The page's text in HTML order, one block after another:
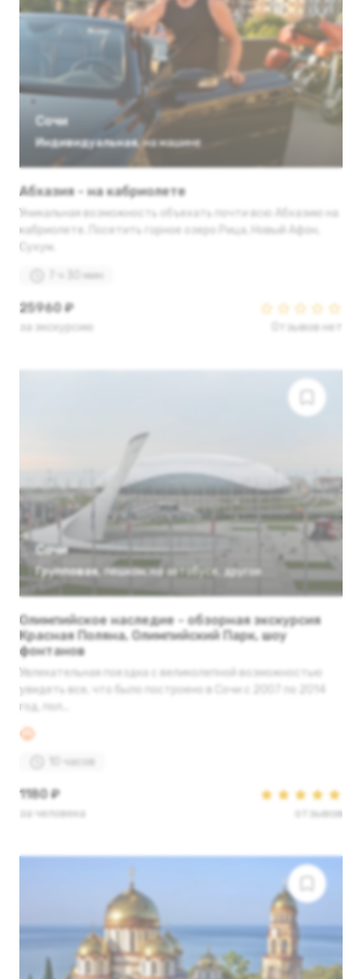
Сочи
Индивидуальная, на машине
Абхазия - на кабриолете
Уникальная возможность объехать почти всю Абхазию на
кабриолете. Посетить горное озеро Рица, Новый Афон,
Сухум.
7 ч 30 мин
25960 ₽
за экскурсию Отзывов нет
Сочи
Групповая пешком, на автобусе другое
Олимпийское наследие - обзорная экскурсия
Красная Поляна, Олимпийский Парк, шоу
фонтанов
Увлекательная поездка с великолепной возможностью
увидеть все, что было построено в Сочи с 2007 по 2014
год, пол...
10 часов
1180 ₽
за человека отзывов